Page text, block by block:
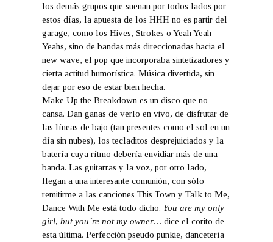
los demás grupos que suenan por todos lados por
estos días, la apuesta de los HHH no es partir del
garage, como los Hives, Strokes o Yeah Yeah
Yeahs, sino de bandas más direccionadas hacia el
new wave, el pop que incorporaba sintetizadores y
cierta actitud humorística. Música divertida, sin
dejar por eso de estar bien hecha.
Make Up the Breakdown es un disco que no
cansa. Dan ganas de verlo en vivo, de disfrutar de
las líneas de bajo (tan presentes como el sol en un
día sin nubes), los tecladitos desprejuiciados y la
batería cuya rítmo debería envidiar más de una
banda. Las guitarras y la voz, por otro lado,
llegan a una interesante comunión, con sólo
remitirme a las canciones This Town y Talk to Me,
Dance With Me está todo dicho. You are my only
girl, but you´re not my owner… dice el corito de
esta última. Perfección pseudo punkie, dancetería